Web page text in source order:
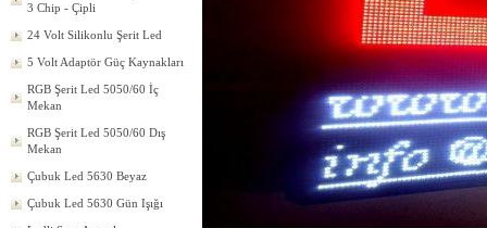
3 Chip - Çipli
24 Volt Silikonlu Şerit Led
5 Volt Adaptör Güç Kaynakları
RGB Şerit Led 5050/60 İç
Mekan
RGB Şerit Led 5050/60 Dış
Mekan
Çubuk Led 5630 Beyaz
Çubuk Led 5630 Gün Işığı